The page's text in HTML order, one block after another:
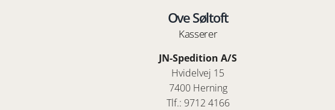
Ove Søltoft
Kasserer
JN-Spedition A/S
Hvidelvej 15
7400 Herning
Tlf.: 9712 4166